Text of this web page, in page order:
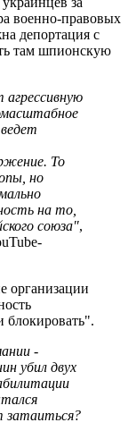
военно-правовых
депортация с
там шпионскую
То
но
на то,
союза",
организации
блокировать".
-
убил двух
затаиться?